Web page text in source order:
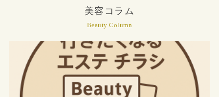
美容コラム
Beauty Column